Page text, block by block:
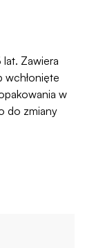
Zawiera
wchłonięte
w
do zmiany